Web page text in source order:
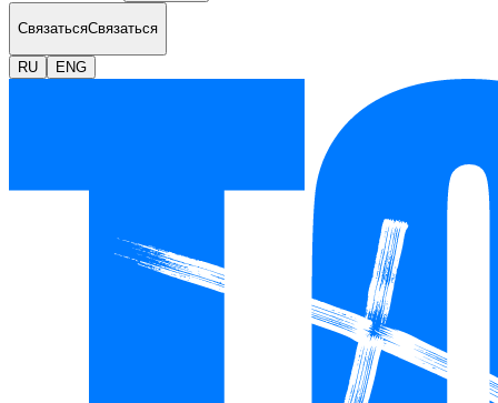
СвязатьсяСвязаться
RU ENG